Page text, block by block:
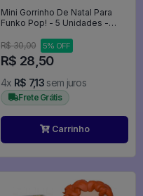
Mini Gorrinho De Natal Para
Funko Pop! - 5 Unidades -
R$ 30,00
5% OFF
R$ 28,50
4x R$ 7,13 sem juros
Frete Grátis
Carrinho